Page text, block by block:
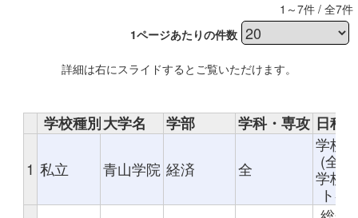
1～7件 / 全7件
1ページあたりの件数
詳細は右にスライドするとご覧いただけます。
学校種別大学名 学部 学科・専攻 日程
1 私立 青山学院 経済 全
学校
(全
学校
ト者